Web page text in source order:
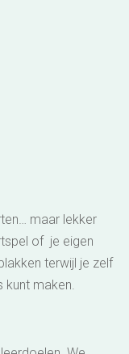
maar lekker
of je eigen
terwijl je zelf
maken.